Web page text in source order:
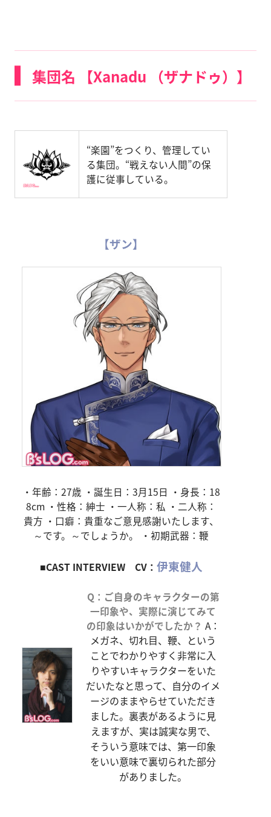
集団名 【Xanadu （ザナドゥ）】
“楽園”をつくり、管理してい
る集団。“戦えない人間”の保
護に従事している。
【ザン】
・年齢：27歳 ・誕生日：3月15日 ・身長：18
8cm ・性格：紳士 ・一人称：私 ・二人称：
貴方 ・口癖：貴重なご意見感謝いたします、
～です。～でしょうか。 ・初期武器：鞭
■CAST INTERVIEW CV： 伊東健人
Q：ご自身のキャラクターの第
一印象や、実際に演じてみて
の印象はいかがでしたか？ A：
メガネ、切れ目、鞭、という
ことでわかりやすく非常に入
りやすいキャラクターをいた
だいたなと思って、自分のイメ
ージのままやらせていただき
ました。裏表があるように見
えますが、実は誠実な男で、
そういう意味では、第一印象
をいい意味で裏切られた部分
がありました。